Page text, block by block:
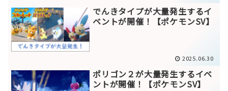
でんきタイプが大量発生するイ
ベントが開催！【ポケモンSV】
2025.06.30
ポリゴン２が大量発生するイベ
ントが開催！【ポケモンSV】